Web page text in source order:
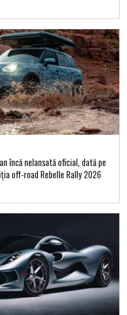
încă nelansată oficial, dată pe
off-road Rebelle Rally 2026